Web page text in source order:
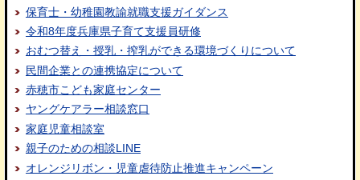
保育士・幼稚園教諭就職支援ガイダンス
令和8年度兵庫県子育て支援員研修
おむつ替え・授乳・搾乳ができる環境づくりについて
民間企業との連携協定について
赤穂市こども家庭センター
ヤングケアラー相談窓口
家庭児童相談室
親子のための相談LINE
オレンジリボン・児童虐待防止推進キャンペーン